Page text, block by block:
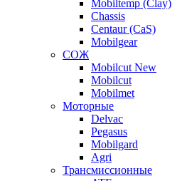
Mobiltemp (Clay)
Chassis
Centaur (CaS)
Mobilgear
СОЖ
Mobilcut New
Mobilcut
Mobilmet
Моторные
Delvac
Pegasus
Mobilgard
Agri
Трансмиссионные